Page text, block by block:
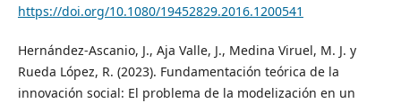
https://doi.org/10.1080/19452829.2016.1200541
Hernández-Ascanio, J., Aja Valle, J., Medina Viruel, M. J. y
Rueda López, R. (2023). Fundamentación teórica de la
innovación social: El problema de la modelización en un